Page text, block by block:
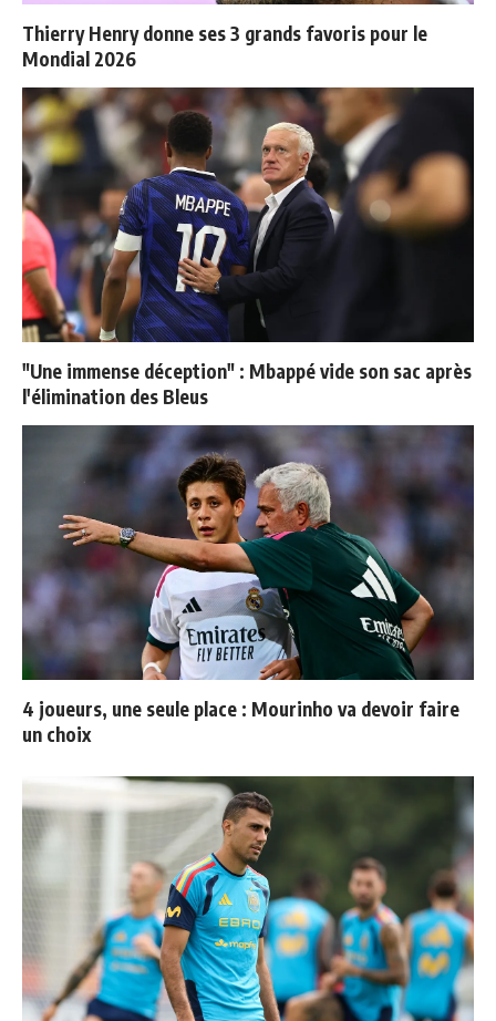
Thierry Henry donne ses 3 grands favoris pour le
Mondial 2026
"Une immense déception" : Mbappé vide son sac après
l'élimination des Bleus
4 joueurs, une seule place : Mourinho va devoir faire
un choix